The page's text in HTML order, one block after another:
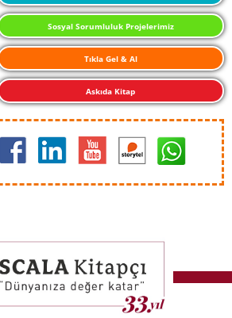
Sosyal Sorumluluk Projelerimiz
Tıkla Gel & Al
Askıda Kitap